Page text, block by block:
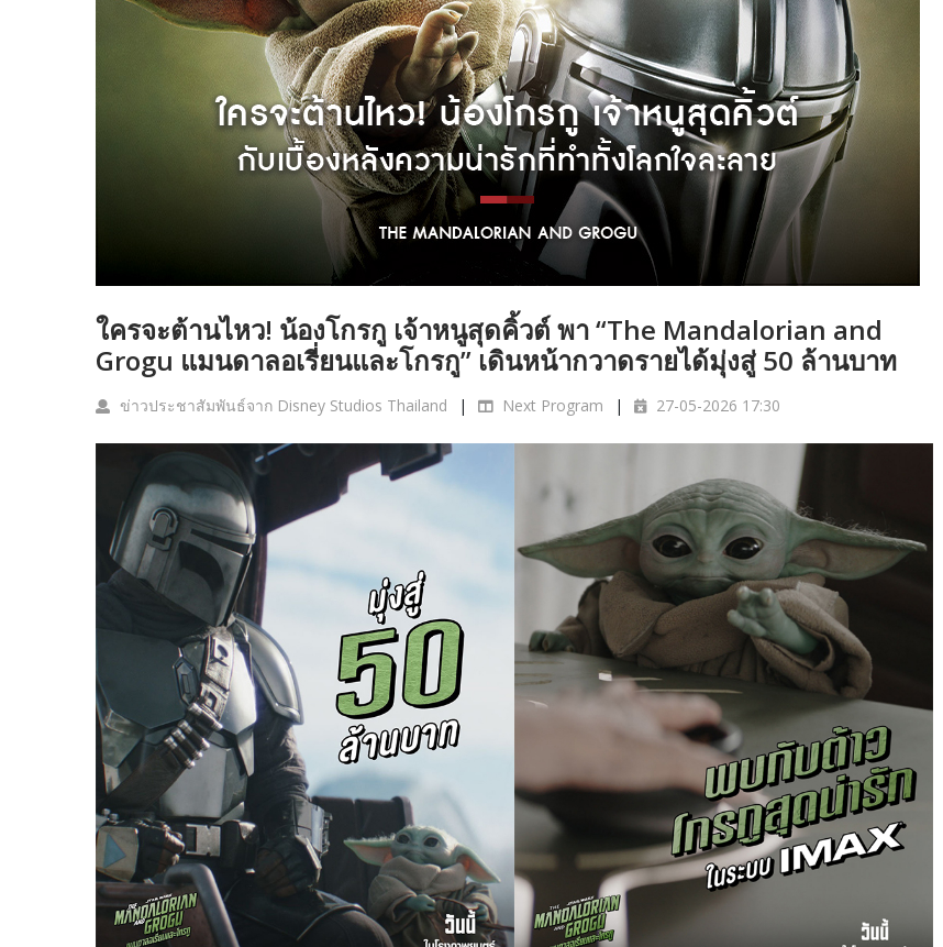
ใครจะต้านไหว! น้องโกรกู เจ้าหนูสุดคิ้วต์ พา “The Mandalorian and
Grogu แมนดาลอเรี่ยนและโกรกู” เดินหน้ากวาดรายได้มุ่งสู่ 50 ล้านบาท
ข่าวประชาสัมพันธ์จาก Disney Studios Thailand Next Program 27-05-2026 17:30